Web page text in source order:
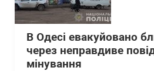
В Одесі евакуйовано
через неправдиве
мінування